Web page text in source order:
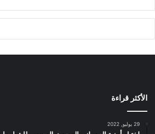
الأكثر قراءة
29 يوليو, 2022